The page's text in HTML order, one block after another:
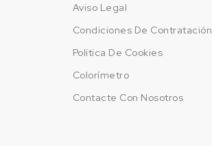
Aviso Legal
Condiciones De Contratación
Política De Cookies
Colorímetro
Contacte Con Nosotros